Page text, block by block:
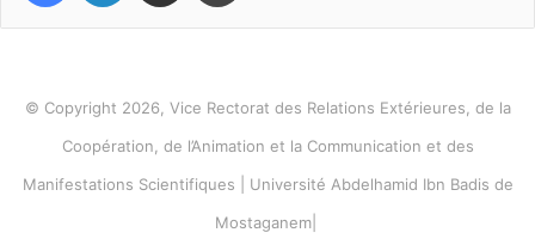
© Copyright 2026, Vice Rectorat des Relations Extérieures, de la
Coopération, de l’Animation et la Communication et des
Manifestations Scientifiques | Université Abdelhamid Ibn Badis de
Mostaganem|